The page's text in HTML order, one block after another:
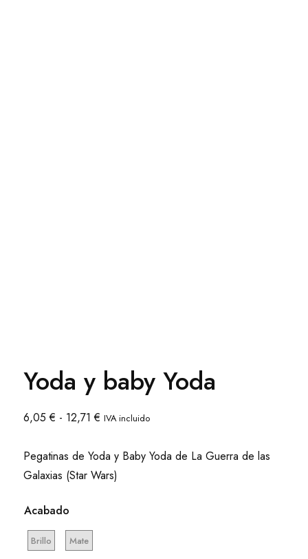
Yoda y baby Yoda
6,05€ - 12,71€ Rango
precios:
desde
6,05 €
IVA incluido
Pegatinas de Yoda y Baby Yoda de La Guerra de las
Galaxias (Star Wars)
Acabado
Brillo Mate